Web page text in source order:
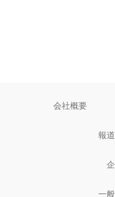
会社概要
報
一